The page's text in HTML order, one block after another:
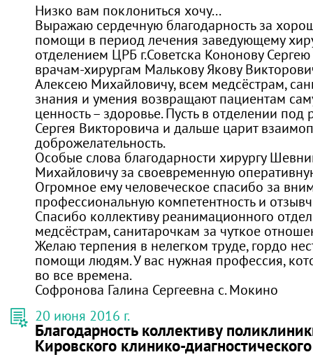
Низко вам поклониться хочу...
Выражаю сердечную благодарность за
помощи в период лечения заведующему
отделением ЦРБ г.Советска Кононову
врачам-хирургам Малькову Якову
Алексею Михайловичу, всем медсёстрам,
знания и умения возвращают пациентам
ценность – здоровье. Пусть в отделении под
Сергея Викторовича и дальше царит
доброжелательность.
Особые слова благодарности хирургу
Михайловичу за своевременную
Огромное ему человеческое спасибо за
профессиональную компетентность и
Спасибо коллективу реанимационного
медсёстрам, санитарочкам за чуткое
Желаю терпения в нелегком труде, гордо
помощи людям. У вас нужная профессия,
во все времена.
Софронова Галина Сергеевна с. Мокино
20 июня 2016 г.
Благодарность коллективу
Кировского клинико-